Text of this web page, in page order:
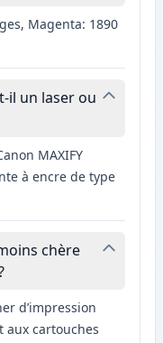
Magenta: 1890
il un laser ou
MAXIFY
à encre de type
chère
d’impression
cartouches